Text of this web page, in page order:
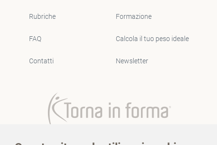
Rubriche Formazione
FAQ Calcola il tuo peso ideale
Contatti Newsletter